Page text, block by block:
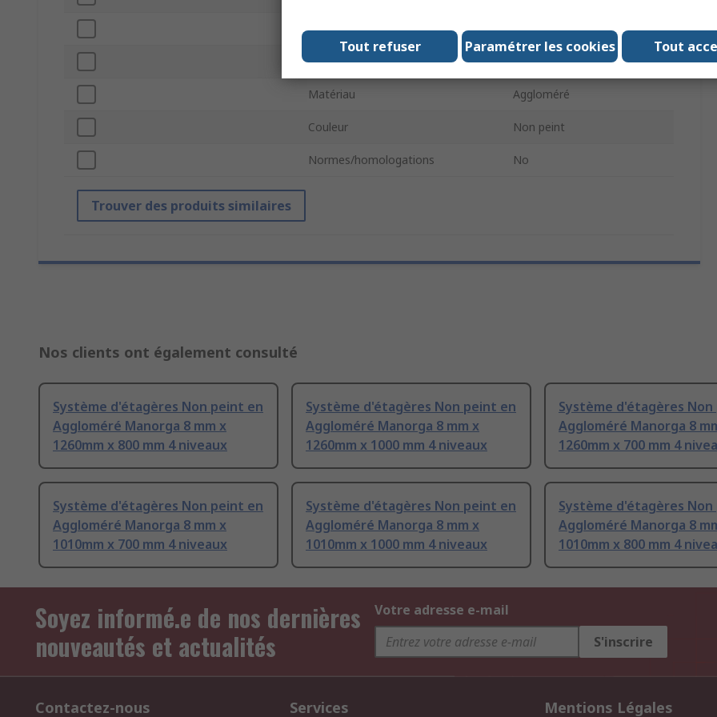
Largeur 1260mm
Profondeur 600mm
Matériau Aggloméré
Couleur Non peint
Normes/homologations No
Trouver des produits similaires
Nos clients ont également consulté
Système d'étagères Non peint en
Aggloméré Manorga 8 mm x
1260mm x 800 mm 4 niveaux
Système d'étagères Non peint en
Aggloméré Manorga 8 mm x
1260mm x 1000 mm 4 niveaux
Système d'étagères
Aggloméré Manorga 8
1260mm x 700 mm 4
Système d'étagères Non peint en
Aggloméré Manorga 8 mm x
1010mm x 700 mm 4 niveaux
Système d'étagères Non peint en
Aggloméré Manorga 8 mm x
1010mm x 1000 mm 4 niveaux
Système d'étagères
Aggloméré Manorga 8
1010mm x 800 mm 4
Soyez informé.e de nos dernières
nouveautés et actualités
Votre adresse e-mail
S'inscrire
Contactez-nous Services Mentions Légales
Tout
Paramétrer les cookies
Tout refuser